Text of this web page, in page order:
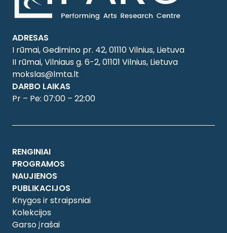
ADRESAS
I rūmai, Gedimino pr. 42, 01110 Vilnius, Lietuva
II rūmai, Vilniaus g. 6-2, 01101 Vilnius, Lietuva
mokslas@lmta.lt
DARBO LAIKAS
Pr – Pe: 07:00 – 22:00
RENGINIAI
PROGRAMOS
NAUJIENOS
PUBLIKACIJOS
Knygos ir straipsniai
Kolekcijos
Garso įrašai